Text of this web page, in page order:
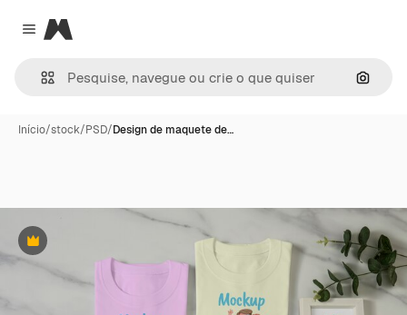
Close menu
Magnific
Início/stock/PSD/Design de maquete de…
Premium